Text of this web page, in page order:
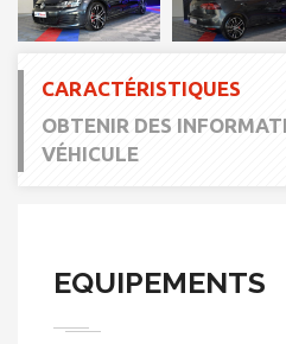
CARACTÉRISTIQUES
OBTENIR DES
VÉHICULE
EQUIPEMENTS